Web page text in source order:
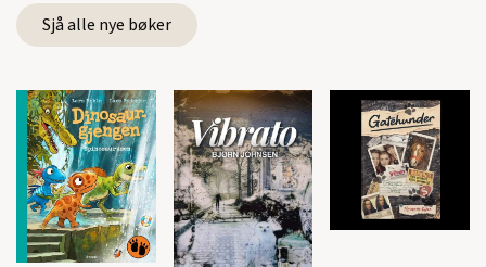
Sjå alle nye bøker